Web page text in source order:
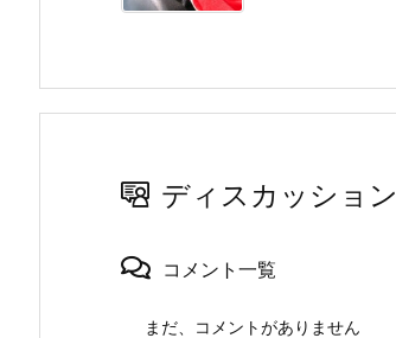
ディスカッション
コメント一覧
まだ、コメントがありません